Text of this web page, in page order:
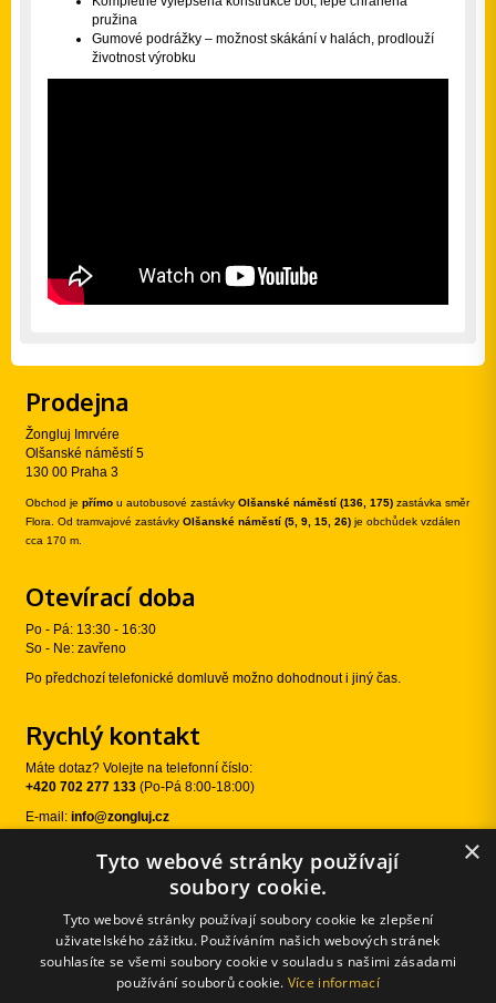
pružina
Gumové podrážky – možnost skákání v halách, prodlouží
životnost výrobku
Prodejna
Žongluj Imrvére
Olšanské náměstí 5
130 00 Praha 3
Obchod je přímo u autobusové zastávky Olšanské náměstí (136, 175) zastávka směr
Flora. Od tramvajové zastávky Olšanské náměstí (5, 9, 15, 26) je obchůdek vzdálen
cca 170 m.
Otevírací doba
Po - Pá: 13:30 - 16:30
So - Ne: zavřeno
Po předchozí telefonické domluvě možno dohodnout i jiný čas.
Rychlý kontakt
Máte dotaz? Volejte na telefonní číslo:
+420 702 277 133 (Po-Pá 8:00-18:00)
E-mail: info@zongluj.cz
Sledujte nás
×
Tyto webové stránky používají
soubory cookie.
Tyto webové stránky používají soubory cookie ke zlepšení
uživatelského zážitku. Používáním našich webových stránek
souhlasíte se všemi soubory cookie v souladu s našimi zásadami
používání souborů cookie. Více informací